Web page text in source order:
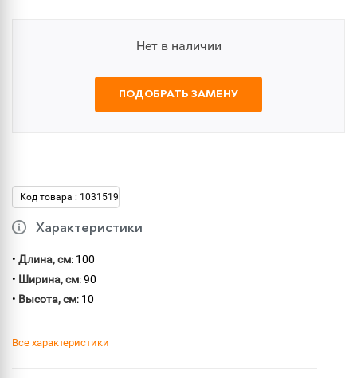
Нет в наличии
ПОДОБРАТЬ ЗАМЕНУ
Код товара : 1031519
Характеристики
• Длина, см: 100
• Ширина, см: 90
• Высота, см: 10
Все характеристики